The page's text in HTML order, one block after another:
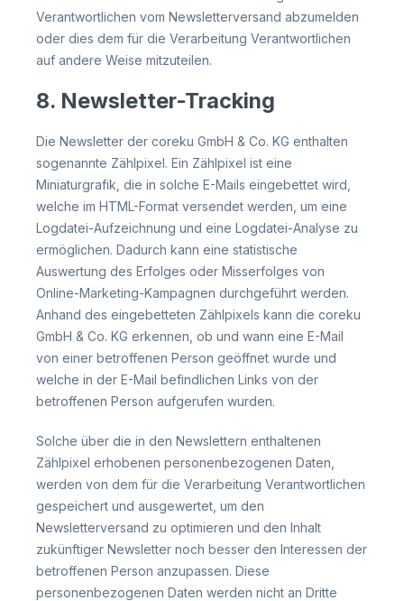
Verantwortlichen vom Newsletterversand abzumelden
oder dies dem für die Verarbeitung Verantwortlichen
auf andere Weise mitzuteilen.
8. Newsletter-Tracking
Die Newsletter der coreku GmbH & Co. KG enthalten
sogenannte Zählpixel. Ein Zählpixel ist eine
Miniaturgrafik, die in solche E-Mails eingebettet wird,
welche im HTML-Format versendet werden, um eine
Logdatei-Aufzeichnung und eine Logdatei-Analyse zu
ermöglichen. Dadurch kann eine statistische
Auswertung des Erfolges oder Misserfolges von
Online-Marketing-Kampagnen durchgeführt werden.
Anhand des eingebetteten Zählpixels kann die coreku
GmbH & Co. KG erkennen, ob und wann eine E-Mail
von einer betroffenen Person geöffnet wurde und
welche in der E-Mail befindlichen Links von der
betroffenen Person aufgerufen wurden.
Solche über die in den Newslettern enthaltenen
Zählpixel erhobenen personenbezogenen Daten,
werden von dem für die Verarbeitung Verantwortlichen
gespeichert und ausgewertet, um den
Newsletterversand zu optimieren und den Inhalt
zukünftiger Newsletter noch besser den Interessen der
betroffenen Person anzupassen. Diese
personenbezogenen Daten werden nicht an Dritte